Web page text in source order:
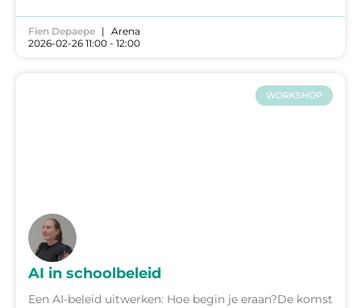
Fien Depaepe
Arena
2026-02-26 11:00 - 12:00
WORKSHOP
AI in schoolbeleid
Een AI-beleid uitwerken: Hoe begin je eraan?De komst